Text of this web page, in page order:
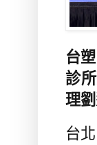
台
診
理
台